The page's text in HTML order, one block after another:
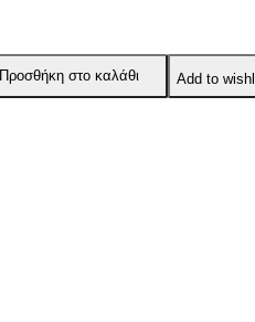
Προσθήκη στο καλάθι Add to